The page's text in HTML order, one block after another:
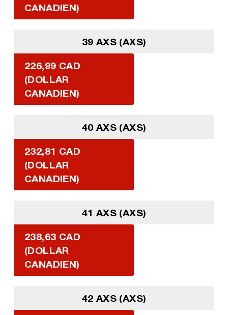
CANADIEN)
39 AXS (AXS)
226,99 CAD
(DOLLAR
CANADIEN)
40 AXS (AXS)
232,81 CAD
(DOLLAR
CANADIEN)
41 AXS (AXS)
238,63 CAD
(DOLLAR
CANADIEN)
42 AXS (AXS)